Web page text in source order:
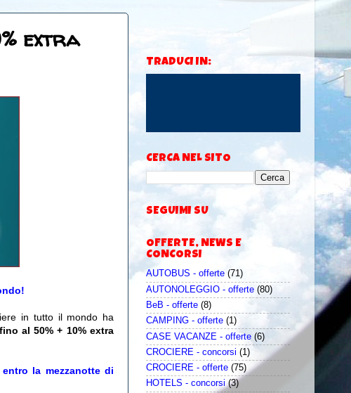
extra
in tutto il mondo ha
al 50% + 10% extra
la mezzanotte di
TRADUCI IN:
CERCA NEL SITO
SEGUIMI SU
OFFERTE, NEWS E
CONCORSI
AUTOBUS - offerte (71)
AUTONOLEGGIO - offerte (80)
BeB - offerte (8)
CAMPING - offerte (1)
CASE VACANZE - offerte (6)
CROCIERE - concorsi (1)
CROCIERE - offerte (75)
HOTELS - concorsi (3)